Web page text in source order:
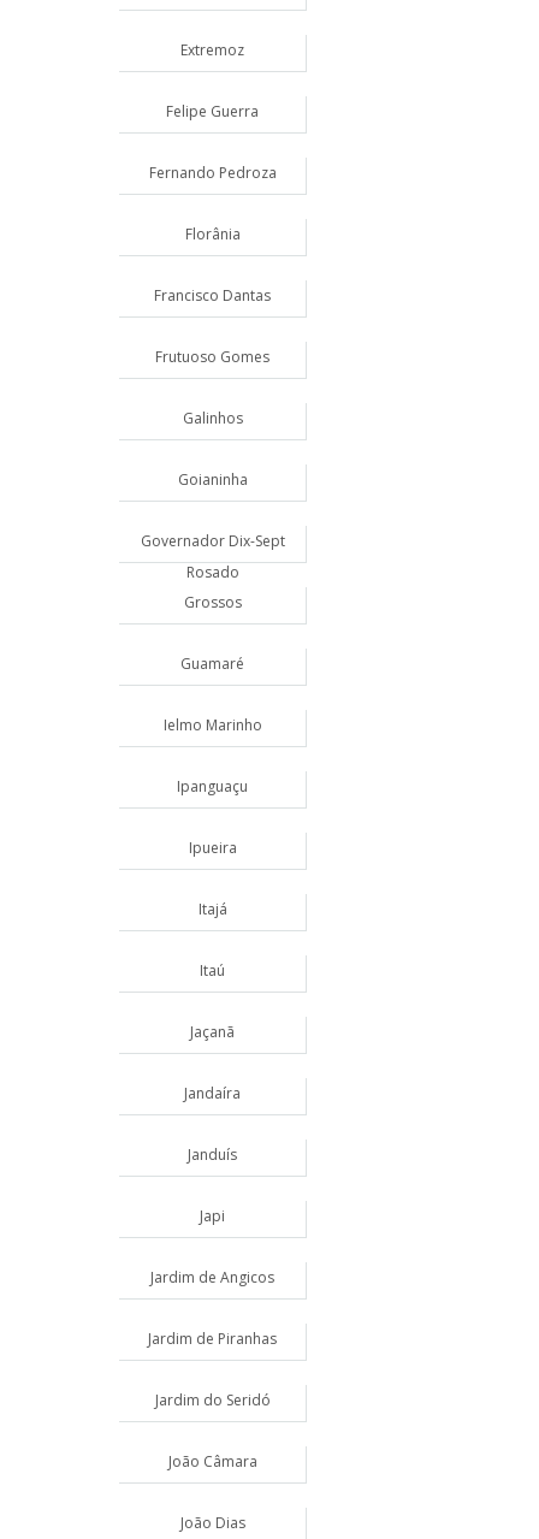
Extremoz
Felipe Guerra
Fernando Pedroza
Florânia
Francisco Dantas
Frutuoso Gomes
Galinhos
Goianinha
Governador Dix-Sept
Rosado
Grossos
Guamaré
Ielmo Marinho
Ipanguaçu
Ipueira
Itajá
Itaú
Jaçanã
Jandaíra
Janduís
Japi
Jardim de Angicos
Jardim de Piranhas
Jardim do Seridó
João Câmara
João Dias